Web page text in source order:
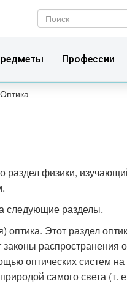
Форма
Поиск
Профессии
Оптика
физики,
следующие разделы.
оптика. Этот раздел
законы
оптических систем
самого света (т.